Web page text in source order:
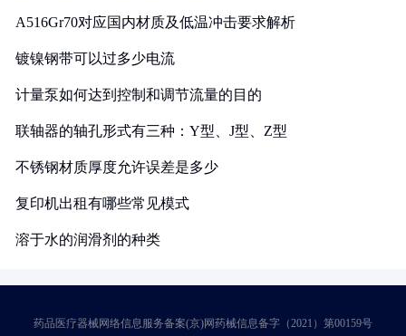
A516Gr70对应国内材质及低温冲击要求解析
镀镍钢带可以过多少电流
计量泵如何达到控制和调节流量的目的
联轴器的轴孔形式有三种：Y型、J型、Z型
不锈钢材质厚度允许误差是多少
复印机出租有哪些常见模式
溶于水的润滑剂的种类
药品医疗器械网络信息服务备案(京)网药械信息备字（2021）第00159号